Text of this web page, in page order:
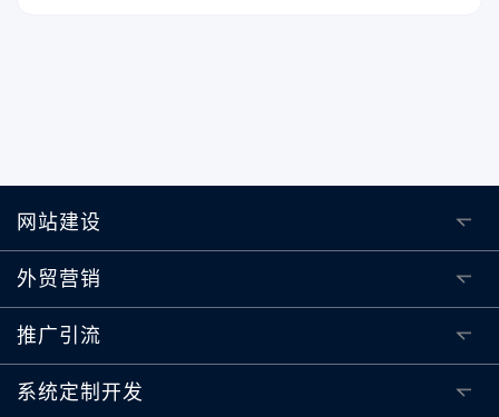
网站建设
外贸营销
推广引流
系统定制开发